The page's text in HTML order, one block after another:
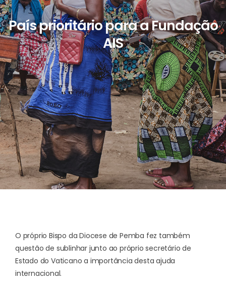
País prioritário para a Fundação
AIS
O próprio Bispo da Diocese de Pemba fez também
questão de sublinhar junto ao próprio secretário de
Estado do Vaticano a importância desta ajuda
internacional.